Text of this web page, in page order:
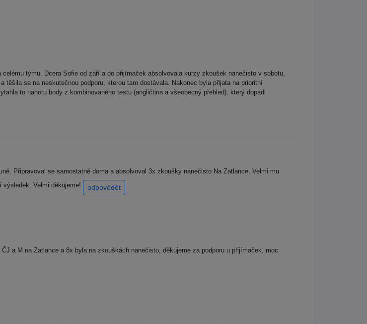
týmu. Dcera Sofie od září a do přijímaček absolvovala kurzy zkoušek nanečisto v sobotu,
se na neskutečnou podporu, kterou tam dostávala. Nakonec byla přijata na prioritní
to nahoru body z kombinovaného testu (angličtina a všeobecný přehled), který dopadl
Připravoval se samostatně doma a absolvoval 3x zkoušky nanečisto Na Zatlance. Velmi mu
výsledek. Velmi děkujeme!
odpovědět
a M na Zatlance a 8x byla na zkouškách nanečisto, děkujeme za podporu u přijímaček, moc